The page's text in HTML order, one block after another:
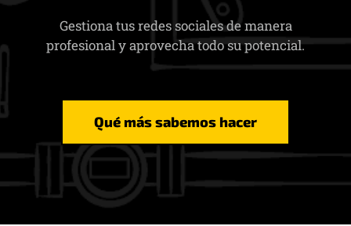
Gestiona tus redes sociales de manera
profesional y aprovecha todo su potencial.
Qué más sabemos hacer